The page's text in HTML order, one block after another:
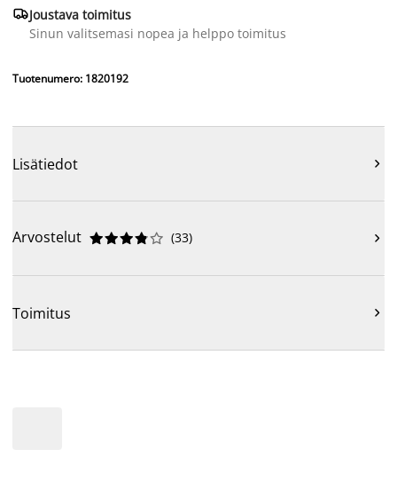
Joustava toimitus
Sinun valitsemasi nopea ja helppo toimitus
Tuotenumero: 1820192
Lisätiedot 
Arvostelut 




 (33) 
Toimitus 